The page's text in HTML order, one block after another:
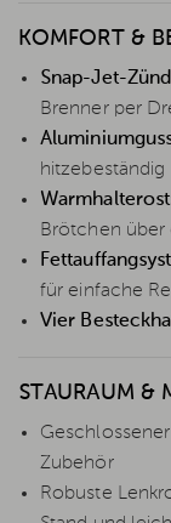
KOMFORT &
Snap-Jet-
Brenner per
hitzebeständig
Brötchen
für einfache
Vier
STAURAUM &
Zubehör
Robuste